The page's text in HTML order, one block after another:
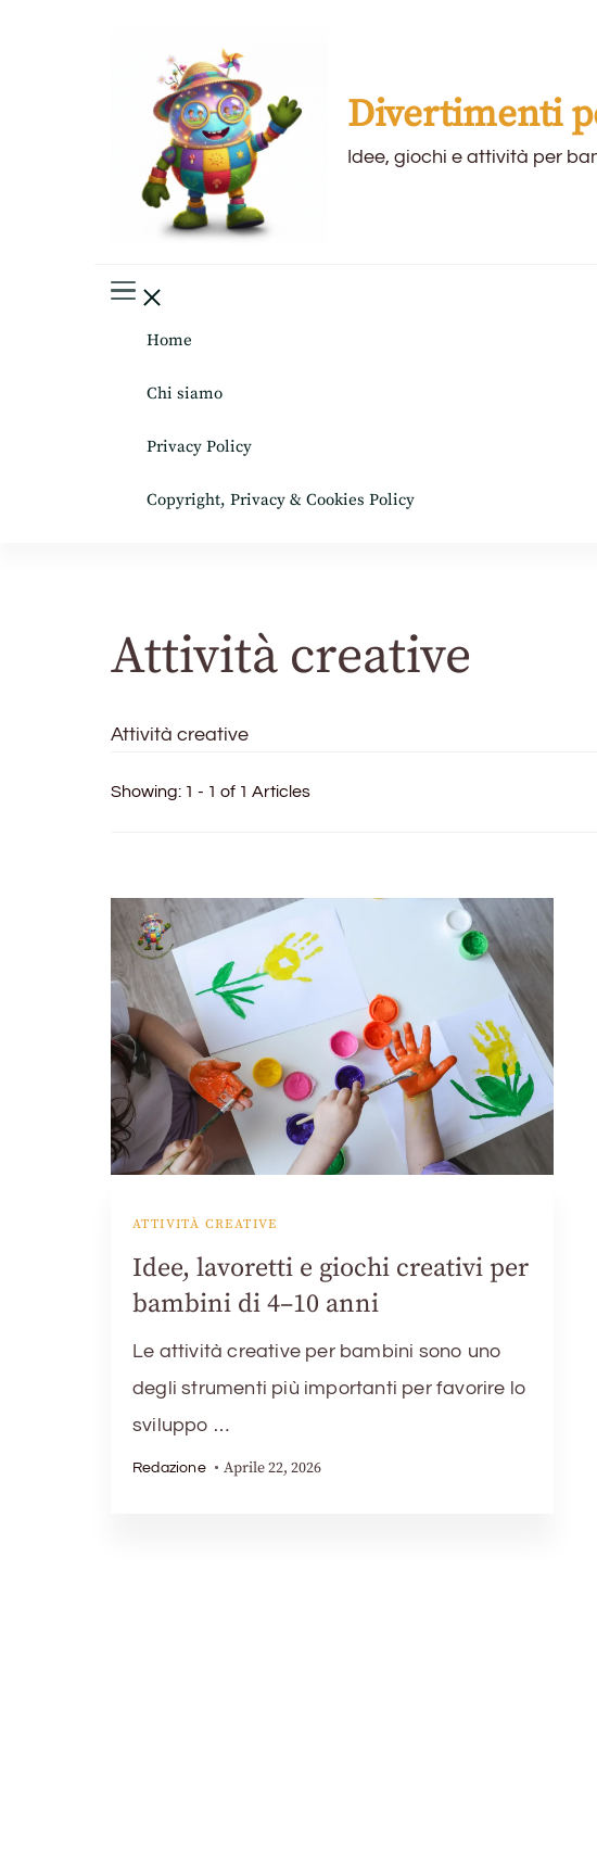
Divertimenti
Idee, giochi e attività per
Home
Chi siamo
Privacy Policy
Copyright, Privacy & Cookies Policy
Attività creative
Attività creative
Showing: 1 - 1 of 1 Articles
ATTIVITÀ CREATIVE
Idee, lavoretti e giochi creativi per
bambini di 4–10 anni
Le attività creative per bambini sono uno
degli strumenti più importanti per favorire lo
sviluppo …
Redazione Aprile 22, 2026